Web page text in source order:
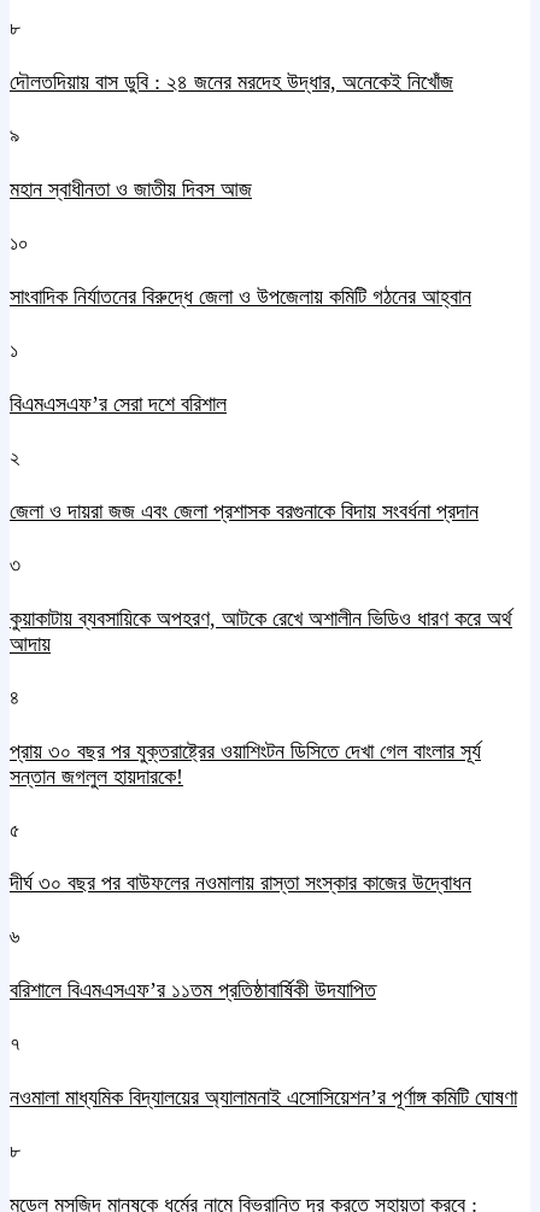
৮
দৌলতদিয়ায় বাস ডুবি : ২৪ জনের মরদেহ উদ্ধার, অনেকেই নিখোঁজ
৯
মহান স্বাধীনতা ও জাতীয় দিবস আজ
১০
সাংবাদিক নির্যাতনের বিরুদ্ধে জেলা ও উপজেলায় কমিটি গঠনের আহ্বান
১
বিএমএসএফ’র সেরা দশে বরিশাল
২
জেলা ও দায়রা জজ এবং জেলা প্রশাসক বরগুনাকে বিদায় সংবর্ধনা প্রদান
৩
কুয়াকাটায় ব্যবসায়িকে অপহরণ, আটকে রেখে অশালীন ভিডিও ধারণ করে অর্থ
আদায়
৪
প্রায় ৩০ বছর পর যুক্তরাষ্ট্রের ওয়াশিংটন ডিসিতে দেখা গেল বাংলার সূর্য
সন্তান জগলুল হায়দারকে!
৫
দীর্ঘ ৩০ বছর পর বাউফলের নওমালায় রাস্তা সংস্কার কাজের উদ্বোধন
৬
বরিশালে বিএমএসএফ’র ১১তম প্রতিষ্ঠাবার্ষিকী উদযাপিত
৭
নওমালা মাধ্যমিক বিদ্যালয়ের অ্যালামনাই এসোসিয়েশন’র পূর্ণাঙ্গ কমিটি ঘোষণা
৮
মডেল মসজিদ মানুষকে ধর্মের নামে বিভ্রান্তি দূর করতে সহায়তা করবে :